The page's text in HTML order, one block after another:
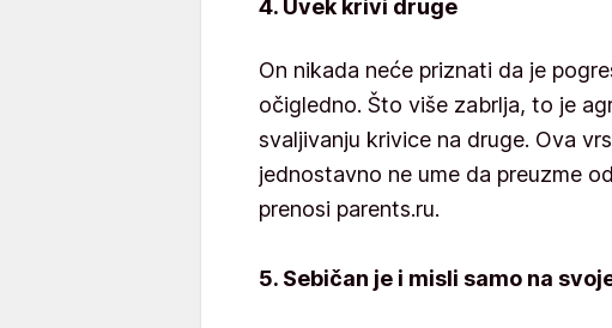
4. Uvek krivi druge
On nikada neće priznati da je
očigledno. Što više zabrlja, to je
svaljivanju krivice na druge. Ova
jednostavno ne ume da preuzme
prenosi parents.ru.
5. Sebičan je i misli samo na